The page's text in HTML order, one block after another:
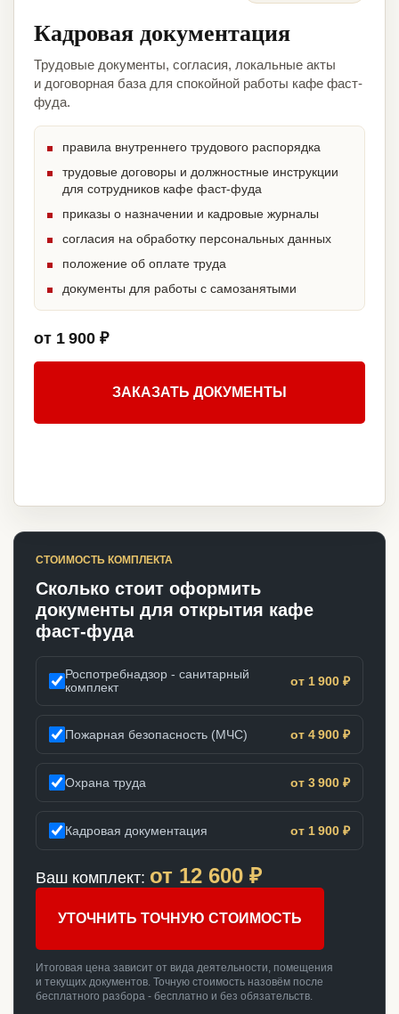
Кадровая документация
Трудовые документы, согласия, локальные акты
и договорная база для спокойной работы кафе фаст-
фуда.
правила внутреннего трудового распорядка
трудовые договоры и должностные инструкции
для сотрудников кафе фаст-фуда
приказы о назначении и кадровые журналы
согласия на обработку персональных данных
положение об оплате труда
документы для работы с самозанятыми
от 1 900 ₽
ЗАКАЗАТЬ ДОКУМЕНТЫ
СТОИМОСТЬ КОМПЛЕКТА
Сколько стоит оформить
документы для открытия кафе
фаст-фуда
Роспотребнадзор - санитарный
комплект
от 1 900 ₽
Пожарная безопасность (МЧС) от 4 900 ₽
Охрана труда от 3 900 ₽
Кадровая документация от 1 900 ₽
Ваш комплект: от 12 600 ₽
УТОЧНИТЬ ТОЧНУЮ СТОИМОСТЬ
Итоговая цена зависит от вида деятельности, помещения
и текущих документов. Точную стоимость назовём после
бесплатного разбора - бесплатно и без обязательств.